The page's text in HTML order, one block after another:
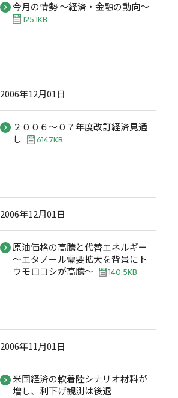
今月の情勢 ～経済・金融の動向～
125.1KB
2006年12月01日
２００６～０７年度改訂経済見通
し
614.7KB
2006年12月01日
原油価格の高騰と代替エネルギー
～エタノール需要拡大を背景にト
ウモロコシが高騰～
140.5KB
2006年11月01日
米国経済の軟着陸シナリオ材料が
増し、利下げ観測は後退